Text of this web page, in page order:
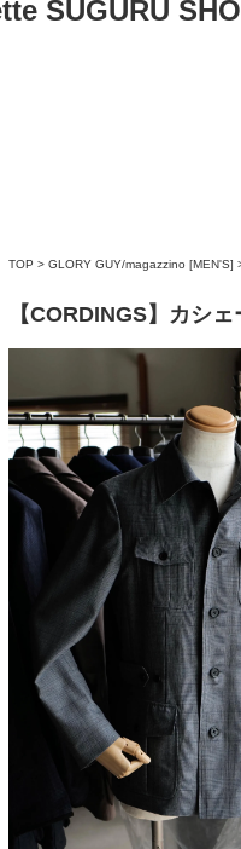
TOP > GLORY GUY/magazzino [MEN'S]
【CORDINGS】カシ